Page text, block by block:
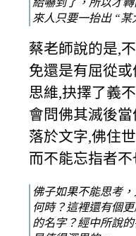
來人只要一抬出 “
蔡老師說的是,
免還是有屈從
思維,抉擇了義
會問佛其滅後
落於文字,佛住
而不能忘指者
佛子如果不能思考
何時？這裡還有個
的名字？經中所說